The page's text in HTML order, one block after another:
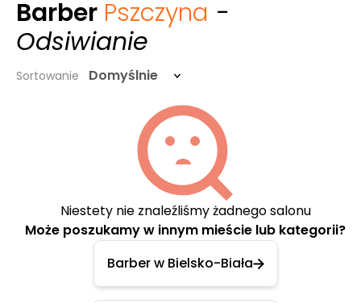
Barber Pszczyna -
Odsiwianie
Sortowanie Domyślnie
Niestety nie znaleźliśmy żadnego salonu
Może poszukamy w innym mieście lub kategorii?
Barber w Bielsko-Biała